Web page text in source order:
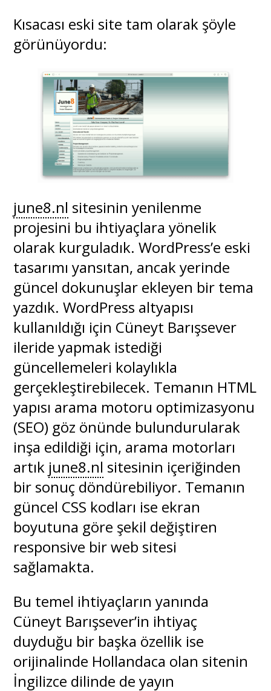
Kısacası eski site tam olarak şöyle
görünüyordu:
june8.nl sitesinin yenilenme
projesini bu ihtiyaçlara yönelik
olarak kurguladık. WordPress’e eski
tasarımı yansıtan, ancak yerinde
güncel dokunuşlar ekleyen bir tema
yazdık. WordPress altyapısı
kullanıldığı için Cüneyt Barışsever
ileride yapmak istediği
güncellemeleri kolaylıkla
gerçekleştirebilecek. Temanın HTML
yapısı arama motoru optimizasyonu
(SEO) göz önünde bulundurularak
inşa edildiği için, arama motorları
artık june8.nl sitesinin içeriğinden
bir sonuç döndürebiliyor. Temanın
güncel CSS kodları ise ekran
boyutuna göre şekil değiştiren
responsive bir web sitesi
sağlamakta.
Bu temel ihtiyaçların yanında
Cüneyt Barışsever’in ihtiyaç
duyduğu bir başka özellik ise
orijinalinde Hollandaca olan sitenin
İngilizce dilinde de yayın